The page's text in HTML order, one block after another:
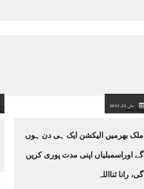
14:00 15:00
مئی 22, 2023
ملک بھرمیں الیکشن ایک ہی دن ہوں
گے اوراسمبلیاں اپنی مدت پوری کریں
گی، رانا ثنااللہ